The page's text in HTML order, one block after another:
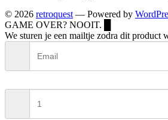
© 2026 retroquest — Powered by
GAME OVER? NOOIT.
We sturen je een mailtje zodra dit product